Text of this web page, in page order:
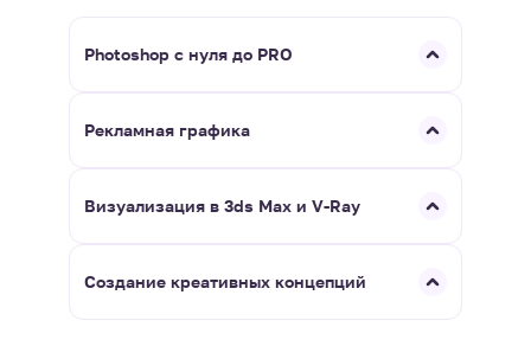
Photoshop с нуля до PRO
Рекламная графика
Визуализация в 3ds Max и V-Ray
Создание креативных концепций